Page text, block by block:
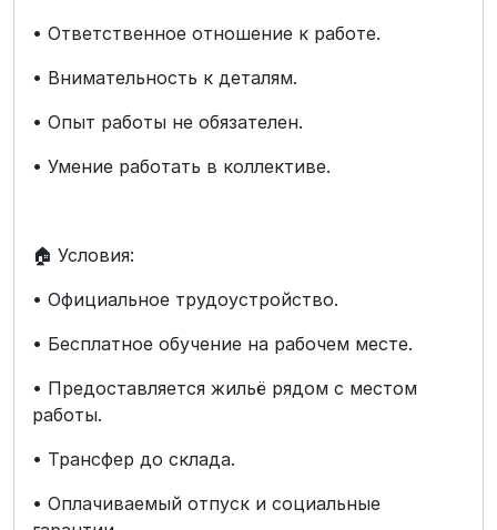
• Ответственное отношение к работе.
• Внимательность к деталям.
• Опыт работы не обязателен.
• Умение работать в коллективе.
🏠 Условия:
• Официальное трудоустройство.
• Бесплатное обучение на рабочем месте.
• Предоставляется жильё рядом с местом
работы.
• Трансфер до склада.
• Оплачиваемый отпуск и социальные